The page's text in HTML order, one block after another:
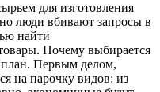
для изготовления
люди вбивают запросы в
найти
Почему выбирается
Первым делом,
на парочку видов: из